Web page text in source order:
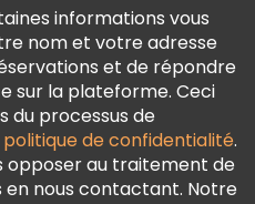
informations vous
nom et votre adresse
et de répondre
sur la plateforme. Ceci
du processus de
politique de confidentialité.
opposer au traitement de
en nous contactant. Notre